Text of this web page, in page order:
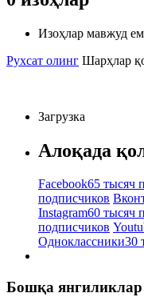
Изоҳлар мавжуд
Рухсат олинг Шарҳлар
Загрузка
Алоқада
Facebook65 тысяч
подписчиков
Instagram60 тысяч
подписчиков
Одноклассники30
Бошқа янгиликлар